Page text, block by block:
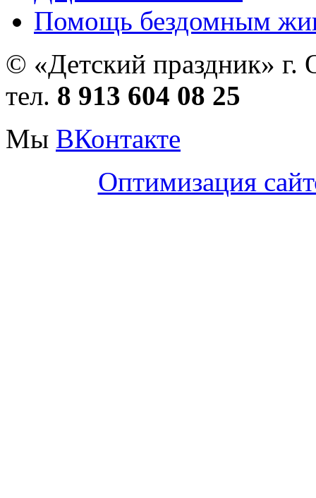
Помощь бездомным
© «Детский праздник» г.
тел. 8 913 604 08 25
Мы ВКонтакте
Оптимизация